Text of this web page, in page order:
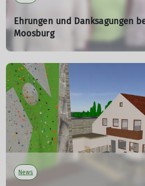
Ehrungen und Danksagungen
Moosburg
05.05.2024
Es gilt die Arbeit von elf Mitgliedern
vielen Jahren in der Vorstandschaft
für den DAV Moosburg tätig waren.
mehr erfahren
News